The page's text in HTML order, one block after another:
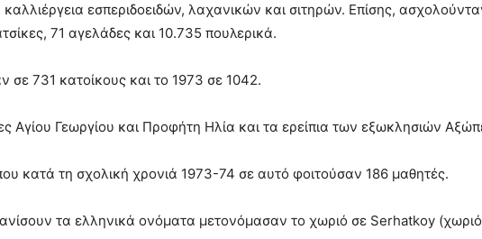
εσπεριδοειδών, λαχανικών και σιτηρών. Επίσης,
71 αγελάδες και 10.735 πουλερικά.
731 κατοίκους και το 1973 σε 1042.
Αγίου Γεωργίου και Προφήτη Ηλία και τα ερείπια των εξωκλησιών
κατά τη σχολική χρονιά 1973-74 σε αυτό φοιτούσαν 186 μαθητές.
τα ελληνικά ονόματα μετονόμασαν το χωριό σε Serhatkoy